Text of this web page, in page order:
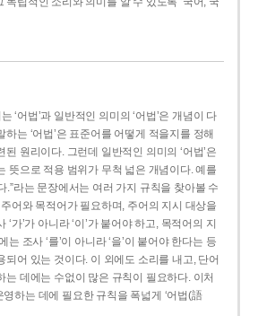
‘어법’과 일반적인 의미의 ‘어법’은 개념이 다
는 ‘어법’은 표준어를 어떻게 적을지를 정해
된 원리이다. 그런데 일반적인 의미의 ‘어법’은
뜻으로 적용 범위가 무척 넓은 개념이다. 예를
.”라는 문장에서는 여러 가지 규칙을 찾아볼 수
주어와 목적어가 필요하며, 주어의 지시 대상을
‘가’가 아니라 ‘이’가 붙어야 하고, 목적어의 지
는 조사 ‘를’이 아니라 ‘을’이 붙어야 한다는 등
되어 있는 것이다. 이 외에도 소리를 내고, 단어
는 데에는 수없이 많은 규칙이 필요하다. 이처
하는 데에 필요한 규칙을 폭넓게 ‘어법(語